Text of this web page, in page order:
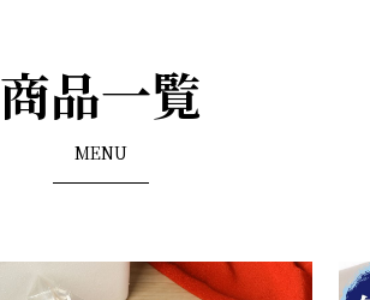
商品一覧
MENU